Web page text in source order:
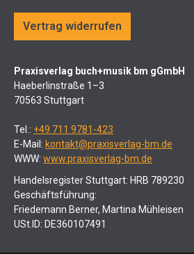
Vertrag widerrufen
Praxisverlag buch+musik bm gGmbH
Haeberlinstraße 1–3
70563 Stuttgart
Tel.: +49 711 9781-423
E-Mail: kontakt@praxisverlag-bm.de
WWW: www.praxisverlag-bm.de
Handelsregister Stuttgart: HRB 789230
Geschäftsführung:
Friedemann Berner, Martina Mühleisen
USt.ID: DE360107491